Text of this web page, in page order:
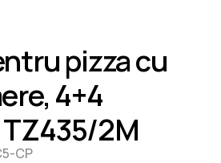
pizza cu
4+4
2M
CP